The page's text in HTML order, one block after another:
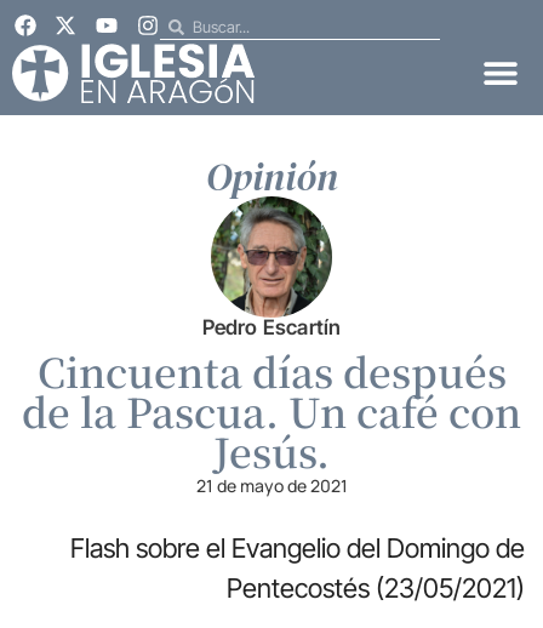
Opinión
Pedro Escartín
Cincuenta días después
de la Pascua. Un café con
Jesús.
21 de mayo de 2021
Flash sobre el Evangelio del Domingo de
Pentecostés (23/05/2021)